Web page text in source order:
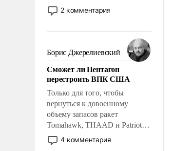
применение которых уже
стало обыденностью. Задача по
сложна и амбициозна. Однако
и ее реализация радикально
поднимет наши боевые
возможности.
2 комментария
Борис Джерелиевский
Сможет ли Пентагон
перестроить ВПК США
Только для того, чтобы
вернуться к довоенному
объему запасов ракет
Tomahawk, THAAD и Patriot
США потребуется более трех
лет. Даже небольшая война с
4 комментария